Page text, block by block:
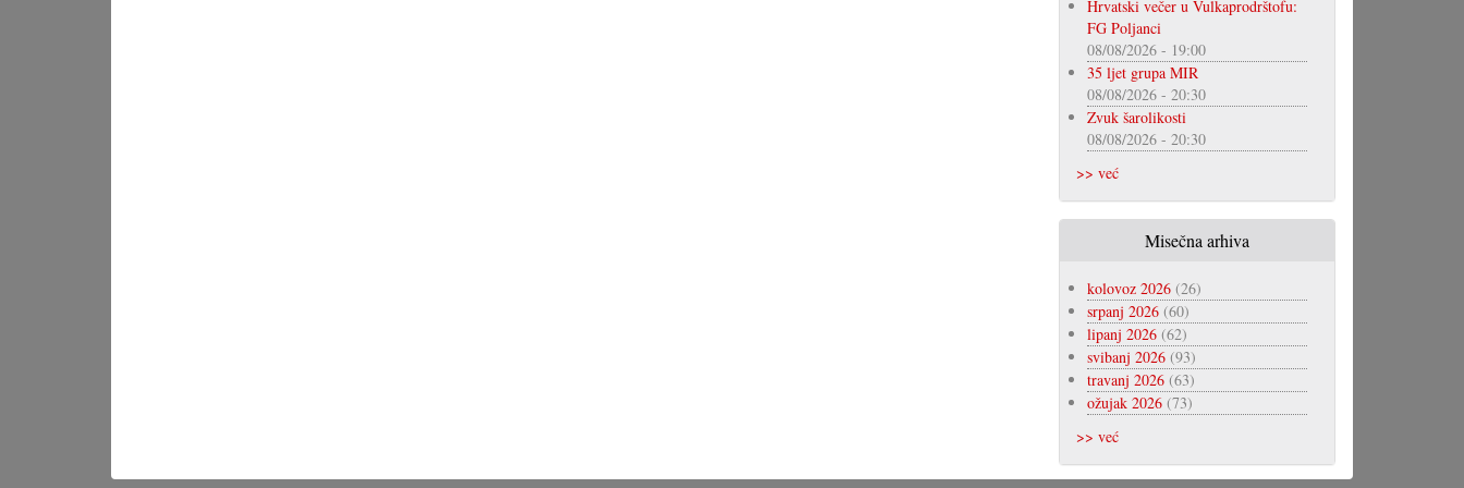
Hrvatski večer u Vulkaprodrštofu:
FG Poljanci
08/08/2026 - 19:00
35 ljet grupa MIR
08/08/2026 - 20:30
Zvuk šarolikosti
08/08/2026 - 20:30
>> već
Misečna arhiva
kolovoz 2026(26)
srpanj 2026(60)
lipanj 2026(62)
svibanj 2026(93)
travanj 2026(63)
ožujak 2026(73)
>> već